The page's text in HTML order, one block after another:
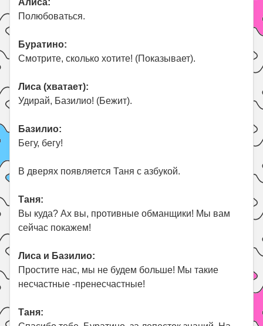
Алиса:
Полюбоваться.
Буратино:
Смотрите, сколько хотите! (Показывает).
Лиса (хватает):
Удирай, Базилио! (Бежит).
Базилио:
Бегу, бегу!
В дверях появляется Таня с азбукой.
Таня:
Вы куда? Ах вы, противные обманщики! Мы вам
сейчас покажем!
Лиса и Базилио:
Простите нас, мы не будем больше! Мы такие
несчастные -пренесчастные!
Таня: